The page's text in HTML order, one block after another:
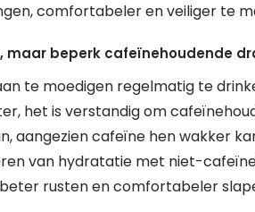
comfortabeler en veiliger te
maar beperk cafeïnehoudende
te moedigen regelmatig te
het is verstandig om
aangezien cafeïne hen wakker
van hydratatie met niet-
rusten en comfortabeler